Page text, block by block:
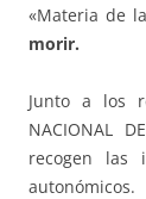
«Materia de
morir.
Junto a los
NACIONAL
recogen las